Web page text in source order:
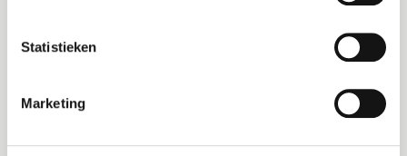
Statistieken
Marketing
Je werkt om te leven. Niet andersom. Daarom
verbinden wij professionals binnen de overheid,